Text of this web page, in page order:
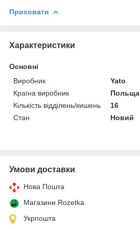
Приховати
Характеристики
Основні
Виробник
Yato
Країна виробник
Польща
Кількість відділень/кишень
16
Стан
Новий
Умови доставки
Нова Пошта
Магазини Rozetka
Укрпошта